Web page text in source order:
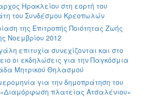
Ηρακλείου στη εορτή του
του Συνδέσμου Κρεοπωλών
της Επιτροπής Ποιότητας Ζωής
Νοεμβρίου 2012
επιτυχία συνεχίζονται και στο
οι εκδηλώσεις για την Παγκόσμια
Μητρικού Θηλασμού
για την δημοπράτηση του
πλατείας Ατσαλένιου»